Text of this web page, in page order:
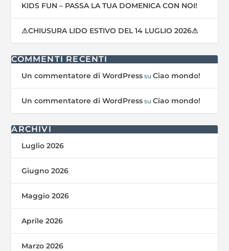
KIDS FUN – PASSA LA TUA DOMENICA CON NOI!
⚠CHIUSURA LIDO ESTIVO DEL 14 LUGLIO 2026⚠
COMMENTI RECENTI
Un commentatore di WordPress suCiao mondo!
Un commentatore di WordPress suCiao mondo!
ARCHIVI
Luglio 2026
Giugno 2026
Maggio 2026
Aprile 2026
Marzo 2026